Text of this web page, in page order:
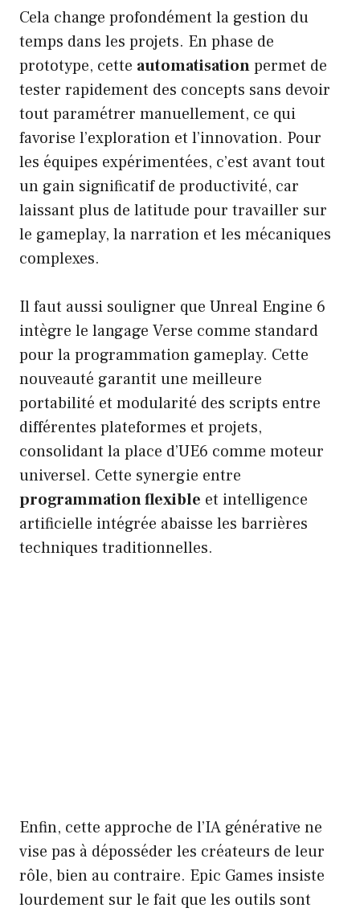
Cela change profondément la gestion du
temps dans les projets. En phase de
prototype, cette automatisationpermet de
tester rapidement des concepts sans devoir
tout paramétrer manuellement, ce qui
favorise l’exploration et l’innovation. Pour
les équipes expérimentées, c’est avant tout
un gain significatif de productivité, car
laissant plus de latitude pour travailler sur
le gameplay, la narration et les mécaniques
complexes.
Il faut aussi souligner que Unreal Engine 6
intègre le langage Verse comme standard
pour la programmation gameplay. Cette
nouveauté garantit une meilleure
portabilité et modularité des scripts entre
différentes plateformes et projets,
consolidant la place d’UE6 comme moteur
universel. Cette synergie entre
programmation flexible et intelligence
artificielle intégrée abaisse les barrières
techniques traditionnelles.
Enfin, cette approche de l’IA générative ne
vise pas à déposséder les créateurs de leur
rôle, bien au contraire. Epic Games insiste
lourdement sur le fait que les outils sont